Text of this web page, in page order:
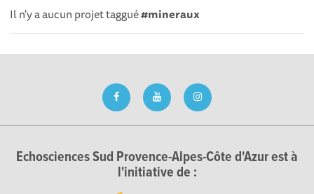
Il n'y a aucun projet taggué#mineraux
Echosciences Sud Provence-Alpes-Côte d'Azur est à
l'initiative de :